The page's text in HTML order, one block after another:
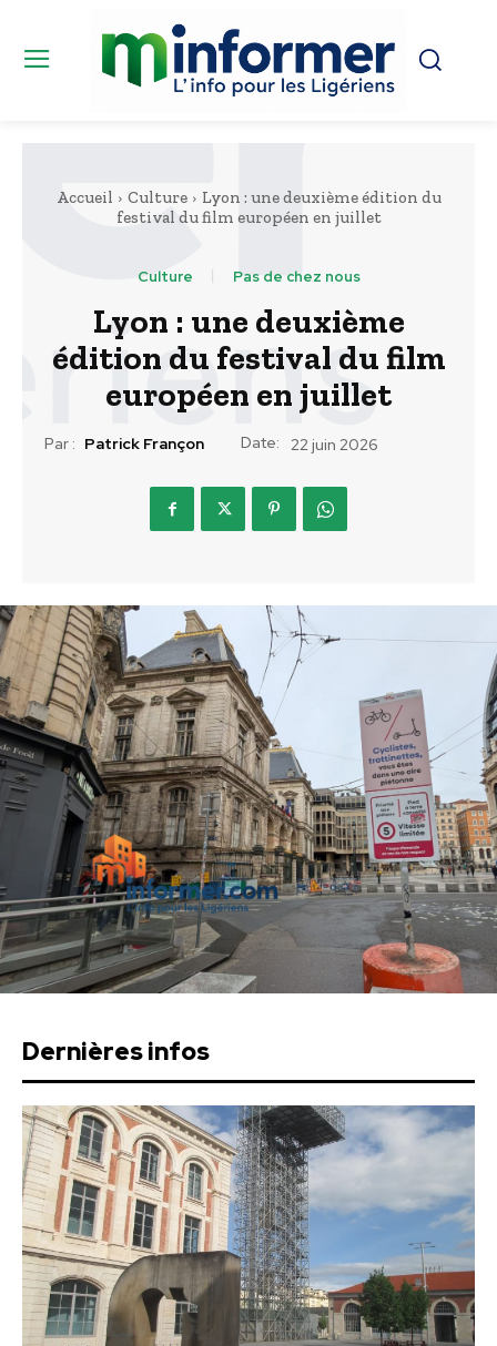
Accueil Culture
Lyon : une deuxième édition du
festival du film européen en juillet
Culture Pas de chez nous
Lyon : une deuxième
édition du festival du film
européen en juillet
Par : Patrick Françon Date: 22 juin 2026
Dernières infos